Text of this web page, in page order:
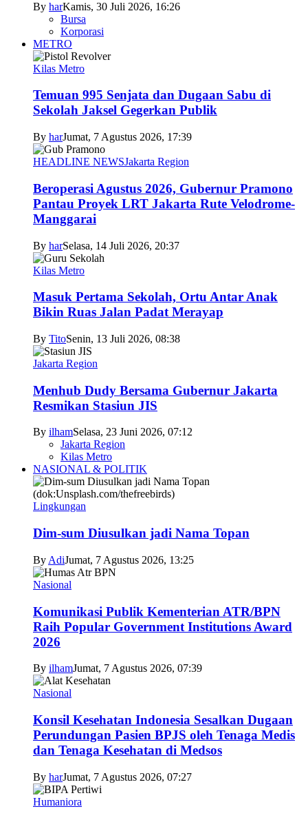
By harKamis, 30 Juli 2026, 16:26
Bursa
Korporasi
METRO
Kilas Metro
Temuan 995 Senjata dan Dugaan Sabu di
Sekolah Jaksel Gegerkan Publik
By harJumat, 7 Agustus 2026, 17:39
HEADLINE NEWSJakarta Region
Beroperasi Agustus 2026, Gubernur Pramono
Pantau Proyek LRT Jakarta Rute Velodrome-
Manggarai
By harSelasa, 14 Juli 2026, 20:37
Kilas Metro
Masuk Pertama Sekolah, Ortu Antar Anak
Bikin Ruas Jalan Padat Merayap
By TitoSenin, 13 Juli 2026, 08:38
Jakarta Region
Menhub Dudy Bersama Gubernur Jakarta
Resmikan Stasiun JIS
By ilhamSelasa, 23 Juni 2026, 07:12
Jakarta Region
Kilas Metro
NASIONAL & POLITIK
Lingkungan
Dim-sum Diusulkan jadi Nama Topan
By AdiJumat, 7 Agustus 2026, 13:25
Nasional
Komunikasi Publik Kementerian ATR/BPN
Raih Popular Government Institutions Award
2026
By ilhamJumat, 7 Agustus 2026, 07:39
Nasional
Konsil Kesehatan Indonesia Sesalkan Dugaan
Perundungan Pasien BPJS oleh Tenaga Medis
dan Tenaga Kesehatan di Medsos
By harJumat, 7 Agustus 2026, 07:27
Humaniora